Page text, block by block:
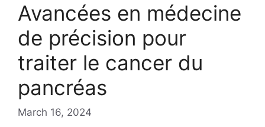
Avancées en médecine
de précision pour
traiter le cancer du
pancréas
March 16, 2024